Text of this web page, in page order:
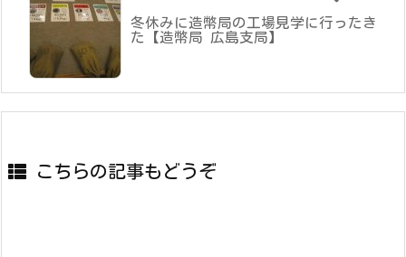
冬休みに造幣局の工場見学に行ったき
た【造幣局 広島支局】
こちらの記事もどうぞ